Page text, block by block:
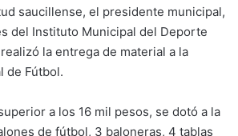
saucillense, el presidente municipal,
del Instituto Municipal del Deporte
la entrega de material a la
de Fútbol.
a los 16 mil pesos, se dotó a la
de fútbol, 3 baloneras, 4 tablas